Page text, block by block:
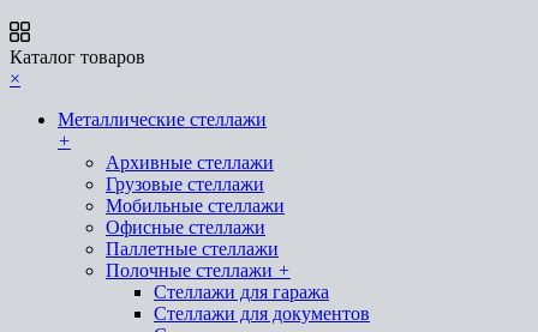
Каталог товаров
×
Металлические стеллажи
+
Архивные стеллажи
Грузовые стеллажи
Мобильные стеллажи
Офисные стеллажи
Паллетные стеллажи
Полочные стеллажи +
Стеллажи для гаража
Стеллажи для документов